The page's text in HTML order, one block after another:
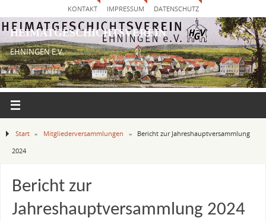
KONTAKT IMPRESSUM DATENSCHUTZ
HEIMATGESCHICHTSVEREIN
EHNINGEN E.V.
Start » Mitgliederversammlungen »
Bericht zur Jahreshauptversammlung
2024
Bericht zur
Jahreshauptversammlung 2024